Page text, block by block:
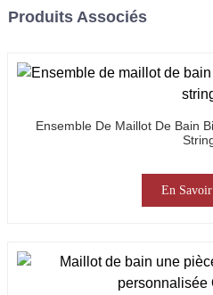
Produits Associés
Ensemble De Maillot De Bain
En